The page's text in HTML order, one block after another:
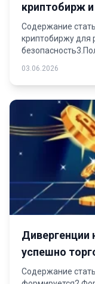
криптобирж
криптомире
Содержание
криптобиржу для
03.06.2026
Дивергенции
успешно
сделок
Содержание